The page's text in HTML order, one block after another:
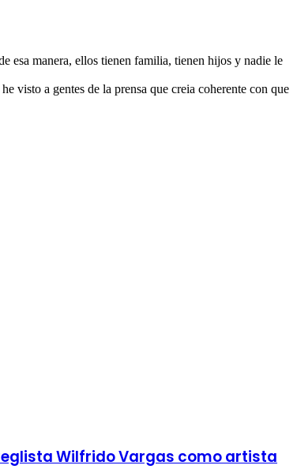
esa manera, ellos tienen familia, tienen hijos y nadie le
visto a gentes de la prensa que creia coherente con que
Wilfrido Vargas como artista